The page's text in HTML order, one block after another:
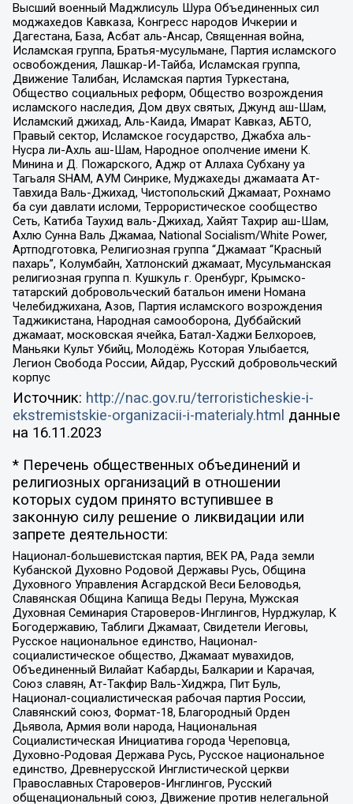
Высший военный Маджлисуль Шура Объединенных сил
моджахедов Кавказа, Конгресс народов Ичкерии и
Дагестана, База, Асбат аль-Ансар, Священная война,
Исламская группа, Братья-мусульмане, Партия исламского
освобождения, Лашкар-И-Тайба, Исламская группа,
Движение Талибан, Исламская партия Туркестана,
Общество социальных реформ, Общество возрождения
исламского наследия, Дом двух святых, Джунд аш-Шам,
Исламский джихад, Аль-Каида, Имарат Кавказ, АБТО,
Правый сектор, Исламское государство, Джабха аль-
Нусра ли-Ахль аш-Шам, Народное ополчение имени К.
Минина и Д. Пожарского, Аджр от Аллаха Субхану уа
Тагьаля SHAM, АУМ Синрике, Муджахеды джамаата Ат-
Тавхида Валь-Джихад, Чистопольский Джамаат, Рохнамо
ба суи давлати исломи, Террористическое сообщество
Сеть, Катиба Таухид валь-Джихад, Хайят Тахрир аш-Шам,
Ахлю Сунна Валь Джамаа, National Socialism/White Power,
Артподготовка, Религиозная группа “Джамаат “Красный
пахарь”, Колумбайн, Хатлонский джамаат, Мусульманская
религиозная группа п. Кушкуль г. Оренбург, Крымско-
татарский добровольческий батальон имени Номана
Челебиджихана, Азов, Партия исламского возрождения
Таджикистана, Народная самооборона, Дуббайский
джамаат, московская ячейка, Батал-Хаджи Белхороев,
Маньяки Культ Убийц, Молодёжь Которая Улыбается,
Легион Свобода России, Айдар, Русский добровольческий
корпус
Источник: http://nac.gov.ru/terroristicheskie-i-
ekstremistskie-organizacii-i-materialy.html данные
на 16.11.2023
* Перечень общественных объединений и
религиозных организаций в отношении
которых судом принято вступившее в
законную силу решение о ликвидации или
запрете деятельности:
Национал-большевистская партия, ВЕК РА, Рада земли
Кубанской Духовно Родовой Державы Русь, Община
Духовного Управления Асгардской Веси Беловодья,
Славянская Община Капища Веды Перуна, Мужская
Духовная Семинария Староверов-Инглингов, Нурджулар, К
Богодержавию, Таблиги Джамаат, Свидетели Иеговы,
Русское национальное единство, Национал-
социалистическое общество, Джамаат мувахидов,
Объединенный Вилайат Кабарды, Балкарии и Карачая,
Союз славян, Ат-Такфир Валь-Хиджра, Пит Буль,
Национал-социалистическая рабочая партия России,
Славянский союз, Формат-18, Благородный Орден
Дьявола, Армия воли народа, Национальная
Социалистическая Инициатива города Череповца,
Духовно-Родовая Держава Русь, Русское национальное
единство, Древнерусской Инглистической церкви
Православных Староверов-Инглингов, Русский
общенациональный союз, Движение против нелегальной